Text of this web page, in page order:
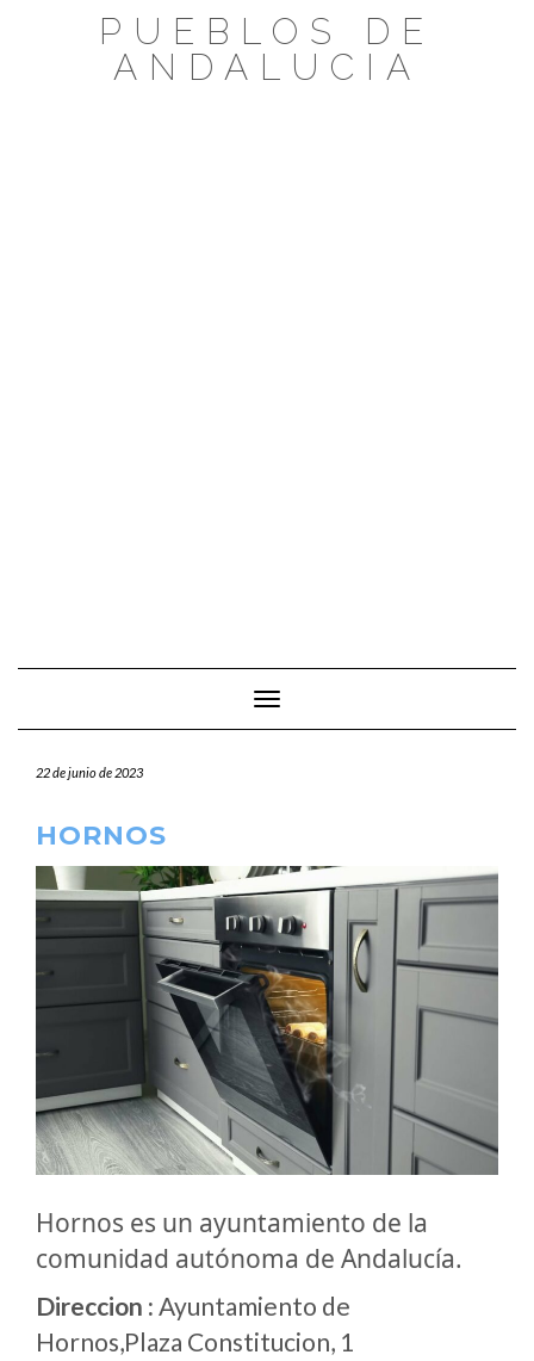
PUEBLOS DE
ANDALUCIA
Cambiar modo de navegación
22 de junio de 2023
HORNOS
Hornos es un ayuntamiento de la
comunidad autónoma de Andalucía.
Direccion : Ayuntamiento de
Hornos,Plaza Constitucion, 1